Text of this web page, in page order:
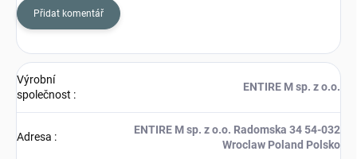
Přidat komentář
Výrobní
společnost :
ENTIRE M sp. z o.o.
Adresa :
ENTIRE M sp. z o.o. Radomska 34 54-032
Wroclaw Poland Polsko